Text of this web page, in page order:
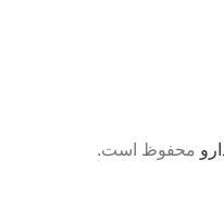
محفوظ است.